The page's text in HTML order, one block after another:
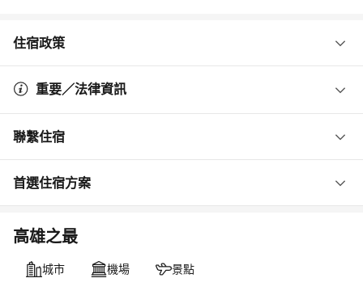
住宿政策
重要／法律資訊
聯繫住宿
首選住宿方案
高雄之最
城市 機場 景點